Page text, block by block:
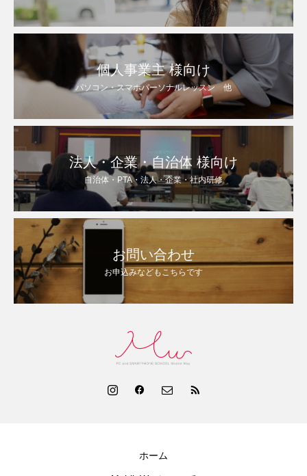
個人事業主 様向け
パソコン・スマホパーソナルレッスン 他
法人・企業・自治体 様向け
自治体・PTA・法人・企業・社内研修
お問い合わせ
お申込みなどもこちらです
ホーム